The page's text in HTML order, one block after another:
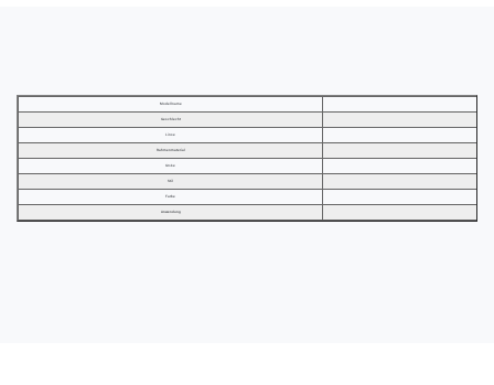
Modellname
Geschlecht
Linse
Rahmenmaterial
Größe
Stil
Farbe
Anwendung